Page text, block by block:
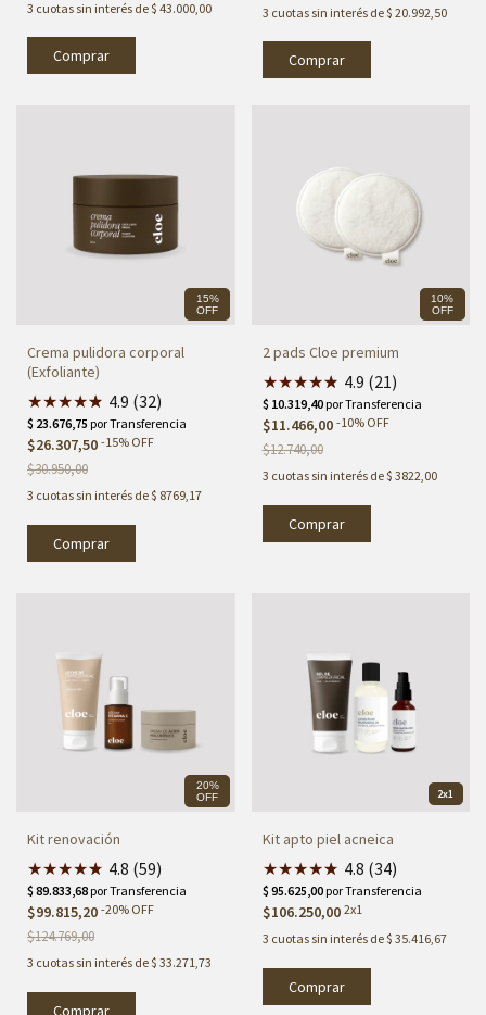
3 cuotas sin interés de$ 43.000,00 3 cuotas sin interés de$ 20.992,50
Comprar
15%
OFF
Crema pulidora corporal
(Exfoliante)
★★★★★
★ 4.9 (32)
$26.307,50 -15% OFF
$30.950,00
3 cuotas sin interés de$ 8769,17
10%
OFF
2 pads Cloe premium
★★★★★
★ 4.9 (21)
$11.466,00 -10% OFF
$12.740,00
3 cuotas sin interés de$ 3822,00
20%
OFF
Kit renovación
★★★★★
★ 4.8 (59)
$99.815,20 -20% OFF
$124.769,00
3 cuotas sin interés de$ 33.271,73
Comprar
2x1
Kit apto piel acneica
★★★★★
★ 4.8 (34)
$106.250,00 2x1
3 cuotas sin interés de$ 35.416,67
Comprar